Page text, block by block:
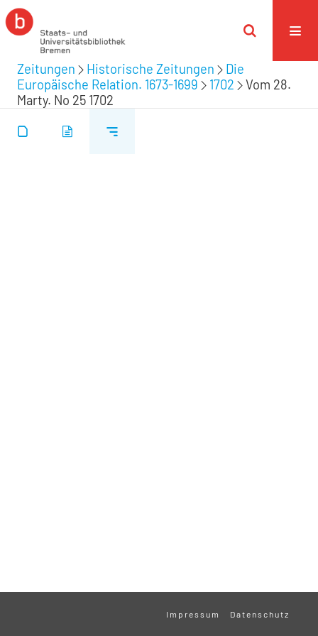
Zeitungen Historische Zeitungen
Die
Europäische Relation. 1673-1699
1702
Vom 28.
Marty. No 25 1702
Impressum Datenschutz